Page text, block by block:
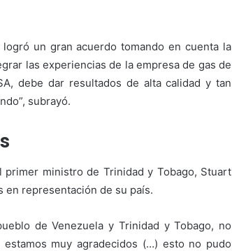
un gran acuerdo tomando en cuenta la
las experiencias de la empresa de gas de
debe dar resultados de alta calidad y tan
subrayó.
primer ministro de Trinidad y Tobago, Stuart
en representación de su país.
de Venezuela y Trinidad y Tobago, no
muy agradecidos (…) esto no pudo